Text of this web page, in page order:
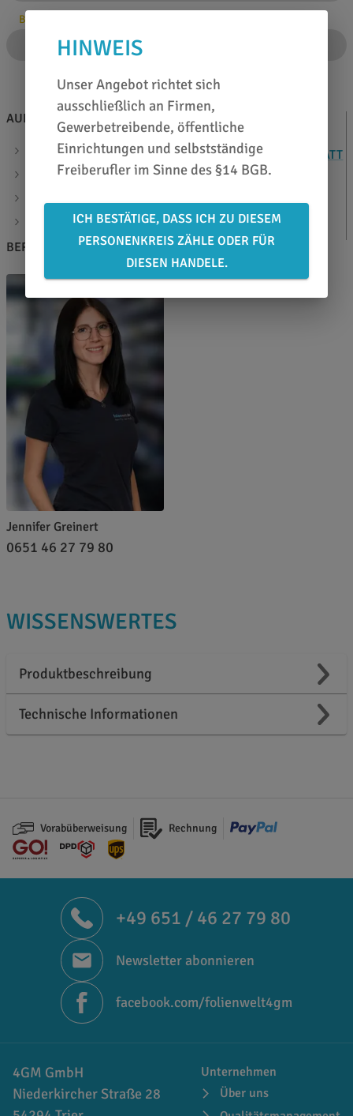
Bitte Anzahl angeben
IN DEN WARENKORB
AUF EINEN BLICK
Laminat monomer transparent glänzend
Klebstoff: lösemittelb. permanent
Materialstärke: 70µ
DATENBLATT
BERATEN LASSEN
Jennifer Greinert
0651 46 27 79 80
WISSENSWERTES
Produktbeschreibung
Technische Informationen
Vorabüberweisung Rechnung
+49 651 / 46 27 79 80
Newsletter abonnieren
facebook.com/folienwelt4gm
4GM GmbH
Niederkircher Straße 28
Unternehmen
Über uns
HINWEIS
Unser Angebot richtet sich
ausschließlich an Firmen,
Gewerbetreibende, öffentliche
Einrichtungen und selbstständige
Freiberufler im Sinne des §14 BGB.
ICH BESTÄTIGE, DASS ICH ZU DIESEM
PERSONENKREIS ZÄHLE ODER FÜR
DIESEN HANDELE.